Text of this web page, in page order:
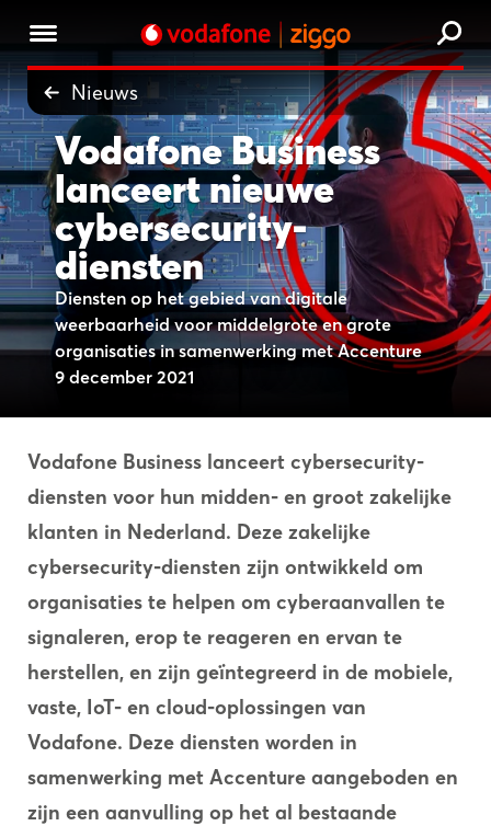
Nieuws
Vodafone Business
lanceert nieuwe
cybersecurity-
diensten
Diensten op het gebied van digitale
weerbaarheid voor middelgrote en grote
organisaties in samenwerking met Accenture
9 december 2021
Vodafone Business lanceert cybersecurity-
diensten voor hun midden- en groot zakelijke
klanten in Nederland. Deze zakelijke
cybersecurity-diensten zijn ontwikkeld om
organisaties te helpen om cyberaanvallen te
signaleren, erop te reageren en ervan te
herstellen, en zijn geïntegreerd in de mobiele,
vaste, IoT- en cloud-oplossingen van
Vodafone. Deze diensten worden in
samenwerking met Accenture aangeboden en
zijn een aanvulling op het al bestaande